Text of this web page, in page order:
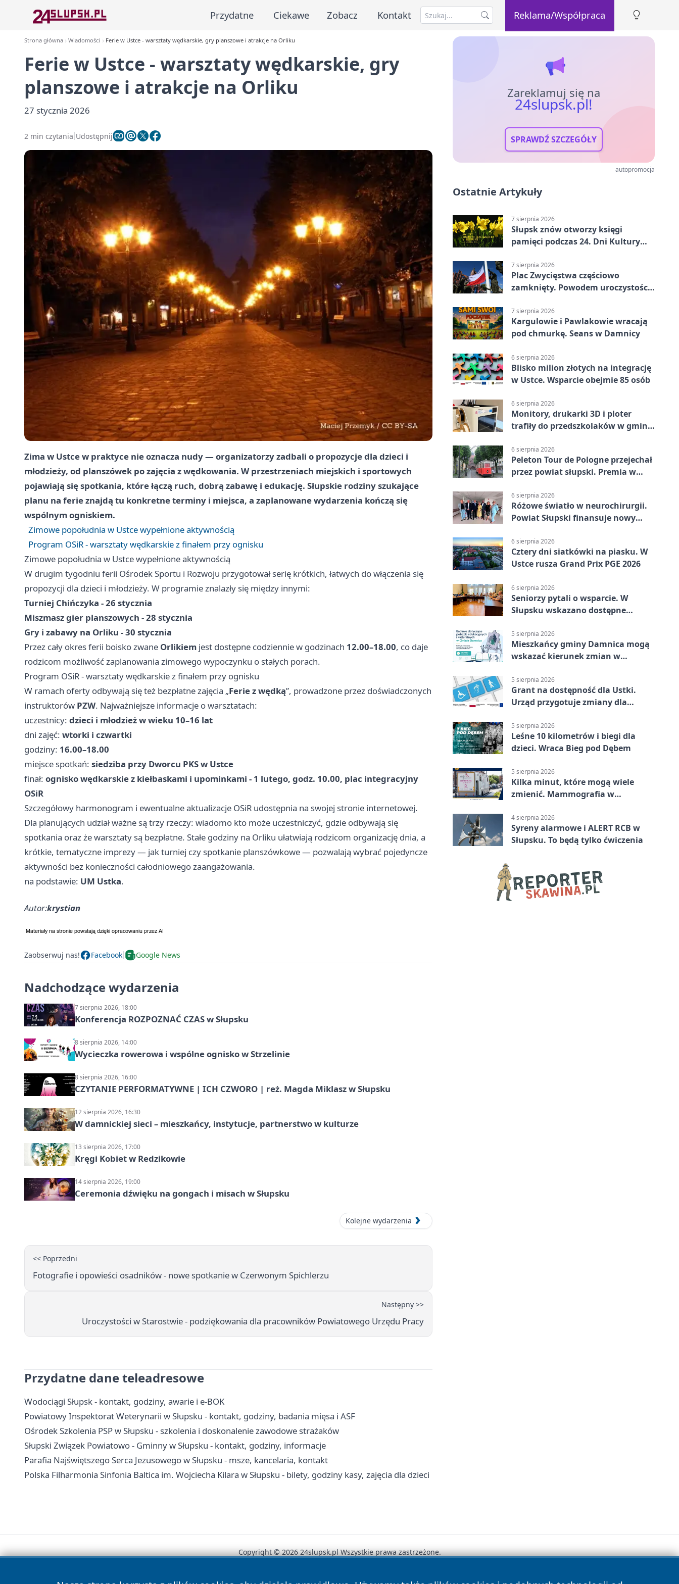
Przydatne Ciekawe Zobacz Kontakt Reklama/Współpraca
Strona główna Wiadomości Ferie w Ustce - warsztaty wędkarskie, gry planszowe i atrakcje na Orliku
Ferie w Ustce - warsztaty wędkarskie, gry
planszowe i atrakcje na Orliku
27 stycznia 2026
2 min czytania Udostępnij
Zima w Ustce w praktyce nie oznacza nudy — organizatorzy zadbali o propozycje dla dzieci i
młodzieży, od planszówek po zajęcia z wędkowania. W przestrzeniach miejskich i sportowych
pojawiają się spotkania, które łączą ruch, dobrą zabawę i edukację. Słupskie rodziny szukające
planu na ferie znajdą tu konkretne terminy i miejsca, a zaplanowane wydarzenia kończą się
wspólnym ogniskiem.
Zimowe popołudnia w Ustce wypełnione aktywnością
Program OSiR - warsztaty wędkarskie z finałem przy ognisku
Zimowe popołudnia w Ustce wypełnione aktywnością
W drugim tygodniu ferii Ośrodek Sportu i Rozwoju przygotował serię krótkich, łatwych do włączenia się
propozycji dla dzieci i młodzieży. W programie znalazły się między innymi:
Turniej Chińczyka - 26 stycznia
Miszmasz gier planszowych - 28 stycznia
Gry i zabawy na Orliku - 30 stycznia
Przez cały okres ferii boisko zwane Orlikiem jest dostępne codziennie w godzinach 12.00–18.00, co daje
rodzicom możliwość zaplanowania zimowego wypoczynku o stałych porach.
Program OSiR - warsztaty wędkarskie z finałem przy ognisku
W ramach oferty odbywają się też bezpłatne zajęcia „Ferie z wędką”, prowadzone przez doświadczonych
instruktorów PZW. Najważniejsze informacje o warsztatach:
uczestnicy: dzieci i młodzież w wieku 10–16 lat
dni zajęć: wtorki i czwartki
godziny: 16.00–18.00
miejsce spotkań: siedziba przy Dworcu PKS w Ustce
finał: ognisko wędkarskie z kiełbaskami i upominkami - 1 lutego, godz. 10.00, plac integracyjny
OSiR
Szczegółowy harmonogram i ewentualne aktualizacje OSiR udostępnia na swojej stronie internetowej.
Dla planujących udział ważne są trzy rzeczy: wiadomo kto może uczestniczyć, gdzie odbywają się
spotkania oraz że warsztaty są bezpłatne. Stałe godziny na Orliku ułatwiają rodzicom organizację dnia, a
krótkie, tematyczne imprezy — jak turniej czy spotkanie planszówkowe — pozwalają wybrać pojedyncze
aktywności bez konieczności całodniowego zaangażowania.
na podstawie: UM Ustka.
Autor:krystian
Zaobserwuj nas! Facebook Google News
Nadchodzące wydarzenia
7 sierpnia 2026, 18:00
Konferencja ROZPOZNAĆ CZAS w Słupsku
8 sierpnia 2026, 14:00
Wycieczka rowerowa i wspólne ognisko w Strzelinie
8 sierpnia 2026, 16:00
CZYTANIE PERFORMATYWNE | ICH CZWORO | reż. Magda Miklasz w Słupsku
12 sierpnia 2026, 16:30
W damnickiej sieci – mieszkańcy, instytucje, partnerstwo w kulturze
13 sierpnia 2026, 17:00
Kręgi Kobiet w Redzikowie
14 sierpnia 2026, 19:00
Ceremonia dźwięku na gongach i misach w Słupsku
Kolejne wydarzenia
<< Poprzedni
Fotografie i opowieści osadników - nowe spotkanie w Czerwonym Spichlerzu
Następny >>
Uroczystości w Starostwie - podziękowania dla pracowników Powiatowego Urzędu Pracy
Przydatne dane teleadresowe
Wodociągi Słupsk - kontakt, godziny, awarie i e-BOK
Powiatowy Inspektorat Weterynarii w Słupsku - kontakt, godziny, badania mięsa i ASF
Ośrodek Szkolenia PSP w Słupsku - szkolenia i doskonalenie zawodowe strażaków
Słupski Związek Powiatowo - Gminny w Słupsku - kontakt, godziny, informacje
Parafia Najświętszego Serca Jezusowego w Słupsku - msze, kancelaria, kontakt
Polska Filharmonia Sinfonia Baltica im. Wojciecha Kilara w Słupsku - bilety, godziny kasy, zajęcia dla dzieci
Zareklamuj się na
24slupsk.pl!
SPRAWDŹ SZCZEGÓŁY
autopromocja
Ostatnie Artykuły
7 sierpnia 2026
Słupsk znów otworzy księgi
pamięci podczas 24. Dni Kultury
7 sierpnia 2026
Plac Zwycięstwa częściowo
zamknięty. Powodem uroczystości
7 sierpnia 2026
Kargulowie i Pawlakowie wracają
pod chmurkę. Seans w Damnicy
6 sierpnia 2026
Blisko milion złotych na integrację
w Ustce. Wsparcie obejmie 85 osób
6 sierpnia 2026
Monitory, drukarki 3D i ploter
trafiły do przedszkolaków w gminie
6 sierpnia 2026
Peleton Tour de Pologne przejechał
przez powiat słupski. Premia w
6 sierpnia 2026
Różowe światło w neurochirurgii.
Powiat Słupski finansuje nowy
6 sierpnia 2026
Cztery dni siatkówki na piasku. W
Ustce rusza Grand Prix PGE 2026
6 sierpnia 2026
Seniorzy pytali o wsparcie. W
Słupsku wskazano dostępne
5 sierpnia 2026
Mieszkańcy gminy Damnica mogą
wskazać kierunek zmian w
5 sierpnia 2026
Grant na dostępność dla Ustki.
Urząd przygotuje zmiany dla
5 sierpnia 2026
Leśne 10 kilometrów i biegi dla
dzieci. Wraca Bieg pod Dębem
5 sierpnia 2026
Kilka minut, które mogą wiele
zmienić. Mammografia w
4 sierpnia 2026
Syreny alarmowe i ALERT RCB w
Słupsku. To będą tylko ćwiczenia
Copyright © 2026 24slupsk.pl Wszystkie prawa zastrzeżone.